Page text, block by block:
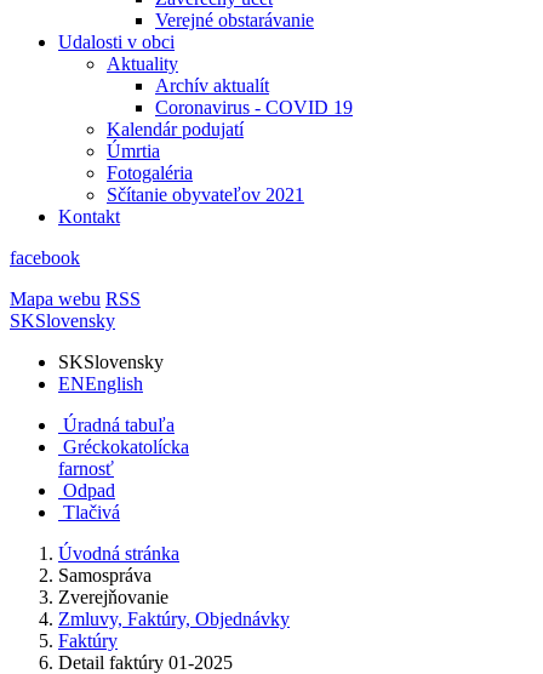
Verejné obstarávanie
Udalosti v obci
Aktuality
Archív aktualít
Coronavirus - COVID 19
Kalendár podujatí
Úmrtia
Fotogaléria
Sčítanie obyvateľov 2021
Kontakt
facebook
Mapa webu RSS
SKSlovensky
SKSlovensky
ENEnglish
Úradná tabuľa
Gréckokatolícka
farnosť
Odpad
Tlačivá
Úvodná stránka
Samospráva
Zverejňovanie
Zmluvy, Faktúry, Objednávky
Faktúry
Detail faktúry 01-2025